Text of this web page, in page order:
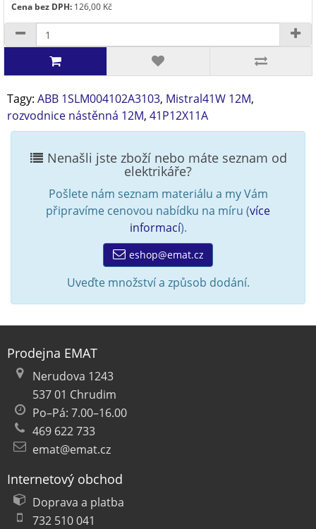
Cena bez DPH: 126,00 Kč
Tagy: ABB 1SLM004102A3103, Mistral41W 12M,
rozvodnice nástěnná 12M, 41P12X11A
Nenašli jste zboží nebo máte seznam od
elektrikáře?
Pošlete nám seznam materiálu a my Vám
připravíme cenovou nabídku na míru (více
informací).
eshop@emat.cz
Uveďte množství a způsob dodání.
Prodejna EMAT
Nerudova 1243
537 01 Chrudim
Po–Pá: 7.00–16.00
469 622 733
emat@emat.cz
Internetový obchod
Doprava a platba
732 510 041